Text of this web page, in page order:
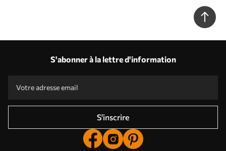
S'abonner à la lettre d'information
S'inscrire